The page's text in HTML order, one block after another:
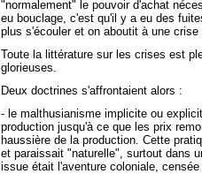
"normalement" le pouvoir d'achat
eu bouclage, c'est qu'il y a eu des
plus s'écouler et on aboutit à une
Toute la littérature sur les crises est
glorieuses.
Deux doctrines s'affrontaient alors :
- le malthusianisme implicite ou
production jusqu'à ce que les prix
haussière de la production. Cette
et paraissait "naturelle", surtout dans
issue était l'aventure coloniale,